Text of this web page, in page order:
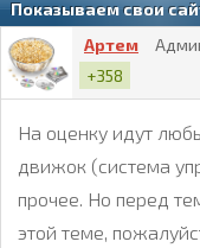
Артем
+358
На оценку идут
движок (система
прочее. Но перед
этой теме,